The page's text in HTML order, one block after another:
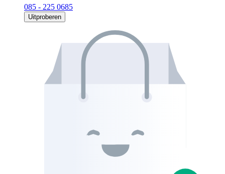
085 - 225 0685
Uitproberen